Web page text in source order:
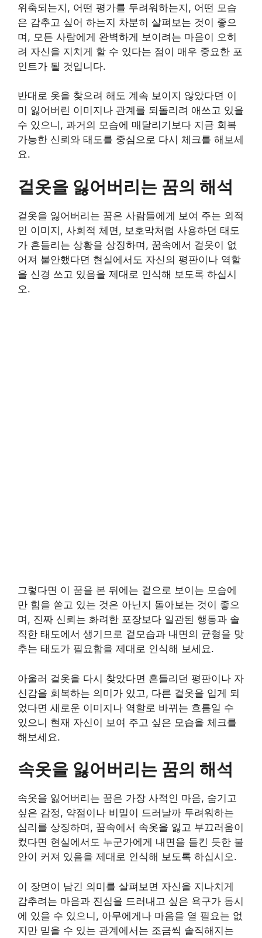
위축되는지, 어떤 평가를 두려워하는지, 어떤 모습
은 감추고 싶어 하는지 차분히 살펴보는 것이 좋으
며, 모든 사람에게 완벽하게 보이려는 마음이 오히
려 자신을 지치게 할 수 있다는 점이 매우 중요한 포
인트가 될 것입니다.
반대로 옷을 찾으려 해도 계속 보이지 않았다면 이
미 잃어버린 이미지나 관계를 되돌리려 애쓰고 있을
수 있으니, 과거의 모습에 매달리기보다 지금 회복
가능한 신뢰와 태도를 중심으로 다시 체크를 해보세
요.
겉옷을 잃어버리는 꿈의 해석
겉옷을 잃어버리는 꿈은 사람들에게 보여 주는 외적
인 이미지, 사회적 체면, 보호막처럼 사용하던 태도
가 흔들리는 상황을 상징하며, 꿈속에서 겉옷이 없
어져 불안했다면 현실에서도 자신의 평판이나 역할
을 신경 쓰고 있음을 제대로 인식해 보도록 하십시
오.
그렇다면 이 꿈을 본 뒤에는 겉으로 보이는 모습에
만 힘을 쏟고 있는 것은 아닌지 돌아보는 것이 좋으
며, 진짜 신뢰는 화려한 포장보다 일관된 행동과 솔
직한 태도에서 생기므로 겉모습과 내면의 균형을 맞
추는 태도가 필요함을 제대로 인식해 보세요.
아울러 겉옷을 다시 찾았다면 흔들리던 평판이나 자
신감을 회복하는 의미가 있고, 다른 겉옷을 입게 되
었다면 새로운 이미지나 역할로 바뀌는 흐름일 수
있으니 현재 자신이 보여 주고 싶은 모습을 체크를
해보세요.
속옷을 잃어버리는 꿈의 해석
속옷을 잃어버리는 꿈은 가장 사적인 마음, 숨기고
싶은 감정, 약점이나 비밀이 드러날까 두려워하는
심리를 상징하며, 꿈속에서 속옷을 잃고 부끄러움이
컸다면 현실에서도 누군가에게 내면을 들킨 듯한 불
안이 커져 있음을 제대로 인식해 보도록 하십시오.
이 장면이 남긴 의미를 살펴보면 자신을 지나치게
감추려는 마음과 진심을 드러내고 싶은 욕구가 동시
에 있을 수 있으니, 아무에게나 마음을 열 필요는 없
지만 믿을 수 있는 관계에서는 조금씩 솔직해지는